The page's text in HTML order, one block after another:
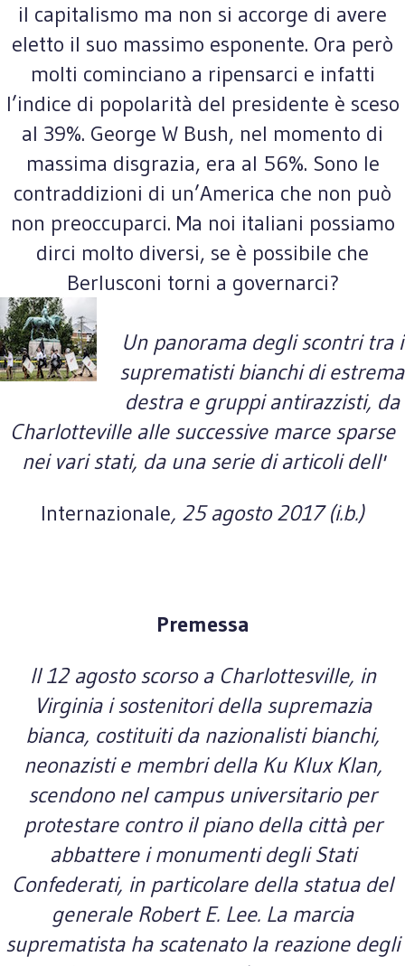
il capitalismo ma non si accorge di avere
eletto il suo massimo esponente. Ora però
molti cominciano a ripensarci e infatti
l’indice di popolarità del presidente è sceso
al 39%. George W Bush, nel momento di
massima disgrazia, era al 56%. Sono le
contraddizioni di un’America che non può
non preoccuparci. Ma noi italiani possiamo
dirci molto diversi, se è possibile che
Berlusconi torni a governarci?
Un panorama degli scontri tra i
suprematisti bianchi di estrema
destra e gruppi antirazzisti, da
Charlotteville alle successive marce sparse
nei vari stati, da una serie di articoli dell'
Internazionale, 25 agosto2017 (i.b.)
Premessa
Il 12 agosto scorso a Charlottesville, in
Virginia i sostenitori della supremazia
bianca, costituiti da nazionalisti bianchi,
neonazisti e membri della Ku Klux Klan,
scendono nel campus universitario per
protestare contro il piano della città per
abbattere i monumenti degli Stati
Confederati, in particolare della statua del
generale Robert E. Lee. La marcia
suprematista ha scatenato la reazione degli